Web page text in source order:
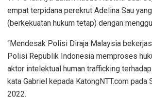
empat terpidana perekrut Adelina Sau
(berkekuatan hukum tetap) dengan
“Mendesak Polisi Diraja Malaysia
Polisi Republik Indonesia memproses
aktor intelektual human trafficking terhadap
kata Gabriel kepada KatongNTT.com pada
2022.